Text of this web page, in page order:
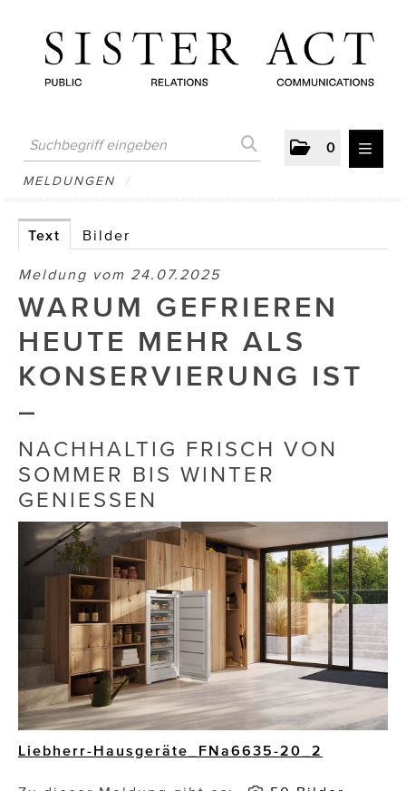
0
MELDUNGEN
AUSTRIAN PRESS DAY
ATELIER FĒ.
Brigitta Nemeth Art
Die Dudlerei
Dominic Marcus Singer
Dr. Albert Fuchs
Élan Flow
Foodsavers
FREIHERZ
FRISTADS
MELDUNGEN /
Text Bilder
Meldung vom 24.07.2025
WARUM GEFRIEREN
HEUTE MEHR ALS
KONSERVIERUNG IST
–
NACHHALTIG FRISCH VON
SOMMER BIS WINTER
GENIESSEN
Liebherr-Hausgeräte_FNa6635-20_2